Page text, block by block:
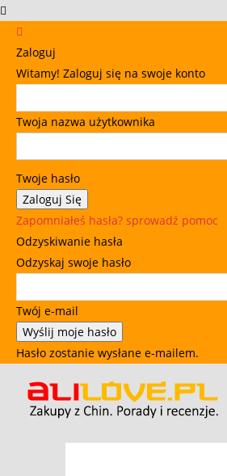
Zaloguj
Witamy! Zaloguj się na swoje konto
Twoja nazwa użytkownika
Twoje hasło
Zapomniałeś hasła? sprowadź pomoc
Odzyskiwanie hasła
Odzyskaj swoje hasło
Twój e-mail
Hasło zostanie wysłane e-mailem.